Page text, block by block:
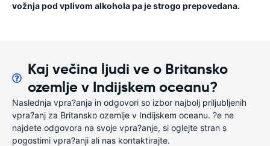
vožnja pod vplivom alkohola pa je strogo prepovedana.
Kaj večina ljudi ve o Britansko
ozemlje v Indijskem oceanu?
Naslednja vpra?anja in odgovori so izbor najbolj priljubljenih
vpra?anj za Britansko ozemlje v Indijskem oceanu. ?e ne
najdete odgovora na svoje vpra?anje, si oglejte stran s
pogostimi vpra?anji ali nas kontaktirajte.